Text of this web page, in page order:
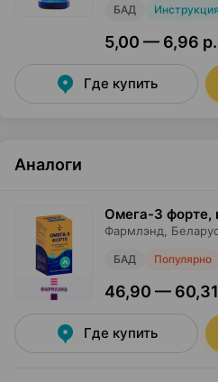
БАД Инструкция
5,00 — 6,96 р.
Где купить
Аналоги
Омега-3 форте,
Фармлэнд ,
БАД Популярно
46,90 —
Где купить